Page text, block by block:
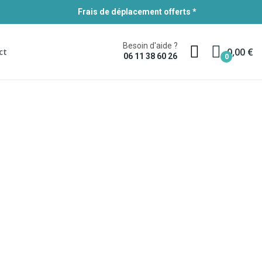
Frais de déplacement offerts *
Besoin d'aide ?
06 11 38 60 26
0,00 €
0